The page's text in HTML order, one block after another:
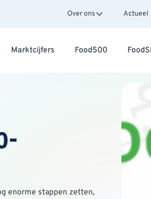
Over ons Actueel
Marktcijfers Food500
enorme stappen zetten,